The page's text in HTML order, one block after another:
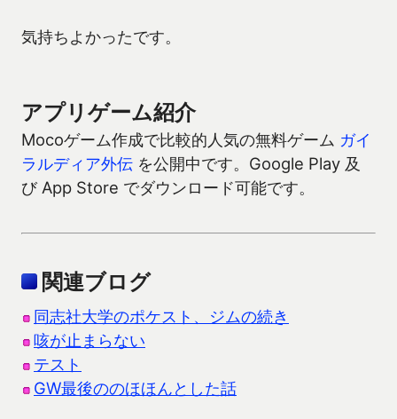
気持ちよかったです。
アプリゲーム紹介
Mocoゲーム作成で比較的人気の無料ゲーム ガイ
ラルディア外伝 を公開中です。Google Play 及
び App Store でダウンロード可能です。
関連ブログ
同志社大学のポケスト、ジムの続き
咳が止まらない
テスト
GW最後ののほほんとした話